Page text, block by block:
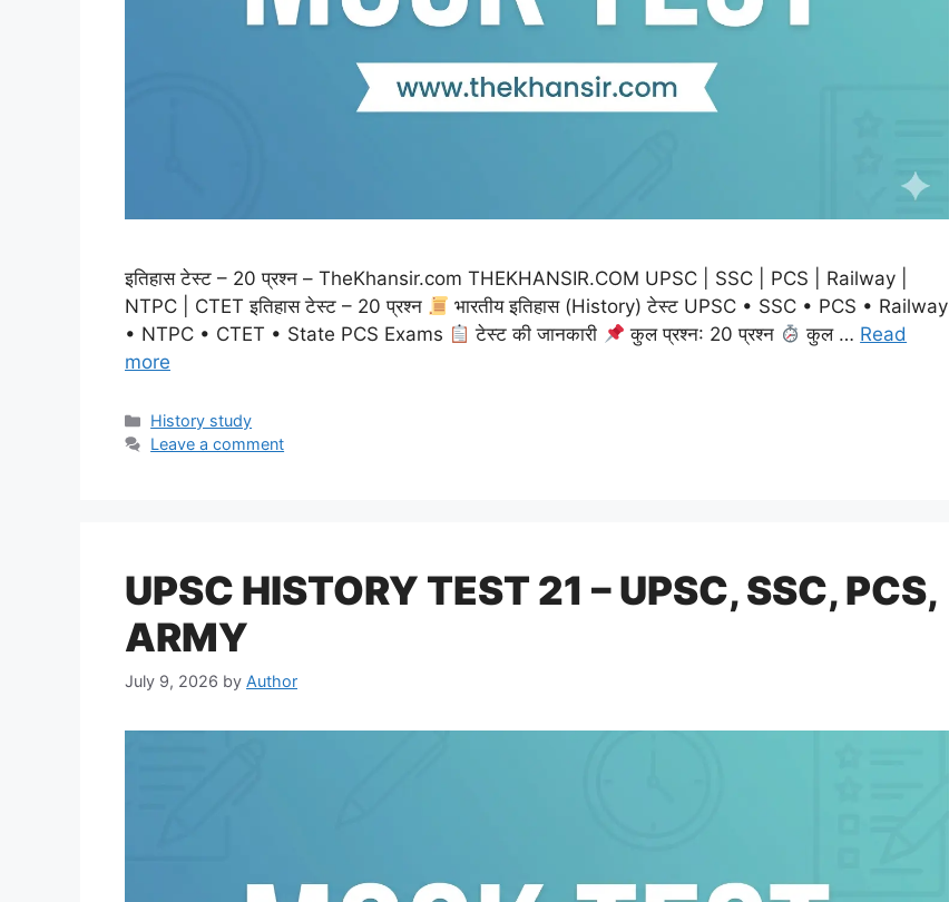
इतिहास टेस्ट – 20 प्रश्न – TheKhansir.com THEKHANSIR.COM UPSC | SSC | PCS | Railway |
NTPC | CTET इतिहास टेस्ट – 20 प्रश्न
भारतीय इतिहास (History) टेस्ट UPSC • SSC • PCS • Railway
• NTPC • CTET • State PCS Exams
टेस्ट की जानकारी कुल प्रश्न: 20 प्रश्न कुल … Read
more
Categories
History study
Leave a comment
UPSC HISTORY TEST 21 – UPSC, SSC, PCS,
ARMY
July 9, 2026 by Author